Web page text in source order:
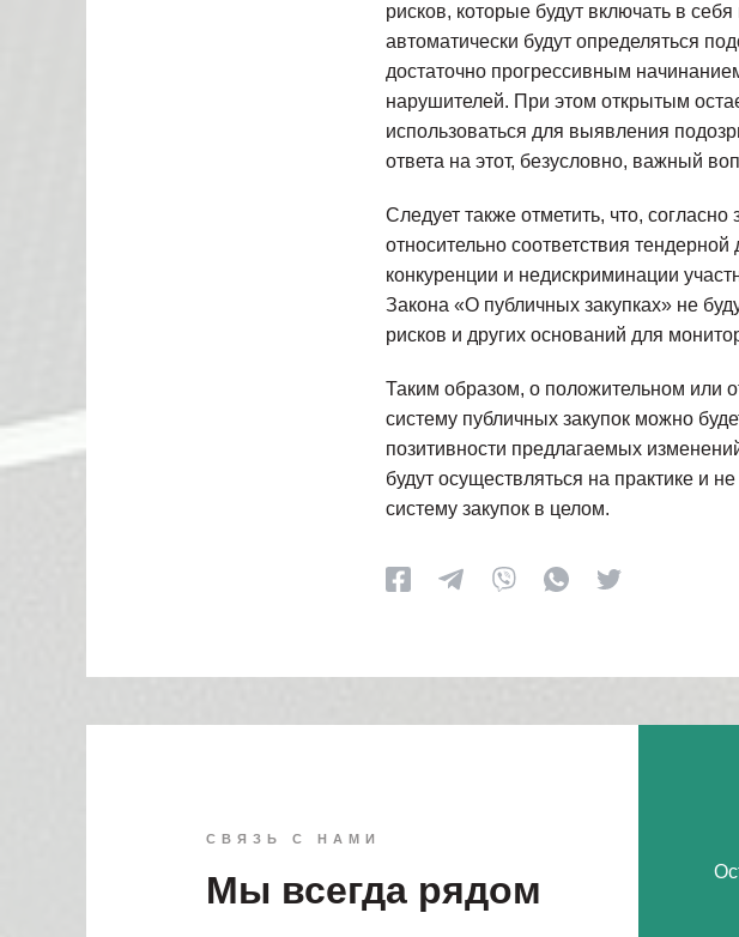
рисков, которые будут включать в
автоматически будут определяться
достаточно прогрессивным
нарушителей. При этом открытым
использоваться для выявления
ответа на этот, безусловно, важный
Следует также отметить, что, согласно
относительно соответствия
конкуренции и недискриминации
Закона «О публичных закупках» не
рисков и других оснований для
Таким образом, о положительном или
систему публичных закупок можно
позитивности предлагаемых
будут осуществляться на практике и
систему закупок в целом.
СВЯЗЬ С НАМИ
Мы всегда рядом